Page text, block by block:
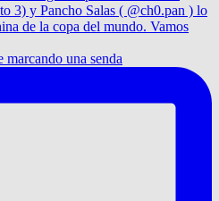
una senda